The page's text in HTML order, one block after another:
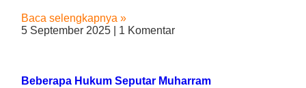
Baca selengkapnya »
5 September 2025
1 Komentar
Beberapa Hukum Seputar Muharram